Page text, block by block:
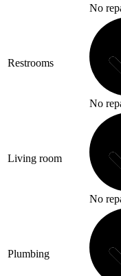
No
Restrooms
No
Living room
No
Plumbing